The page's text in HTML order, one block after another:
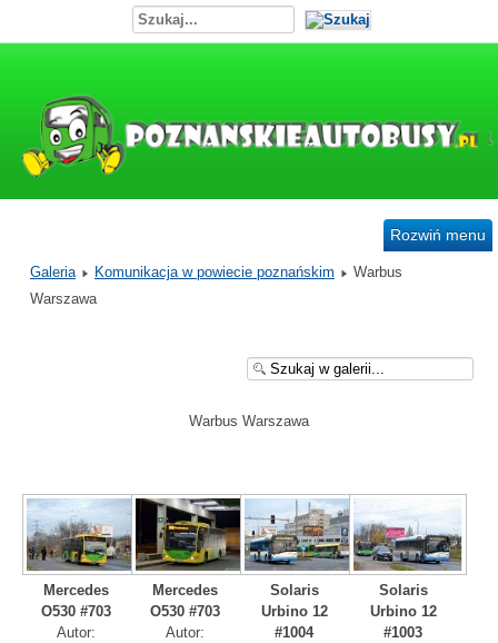
Rozwiń menu
Galeria Komunikacja w powiecie poznańskim
Warbus
Warszawa
Warbus Warszawa
Mercedes
O530 #703
Autor:
Mercedes
O530 #703
Autor:
Solaris
Urbino 12
#1004
Solaris
Urbino 12
#1003